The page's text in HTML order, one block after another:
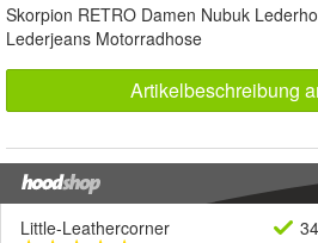
Skorpion RETRO Damen Nubuk
Lederjeans Motorradhose
Artikelbeschreibung
Little-Leathercorner